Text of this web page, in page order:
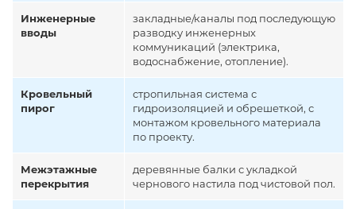
Инженерные
вводы
закладные/каналы под последующую
разводку инженерных
коммуникаций (электрика,
водоснабжение, отопление).
Кровельный
пирог
стропильная система с
гидроизоляцией и обрешеткой, с
монтажом кровельного материала
по проекту.
Межэтажные
перекрытия
деревянные балки с укладкой
чернового настила под чистовой пол.